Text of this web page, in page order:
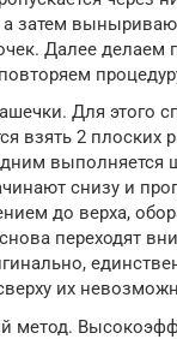
а затем
Далее делаем
Для этого
взять 2 плоских
выполняется
снизу и
до верха,
переходят
их
метод.